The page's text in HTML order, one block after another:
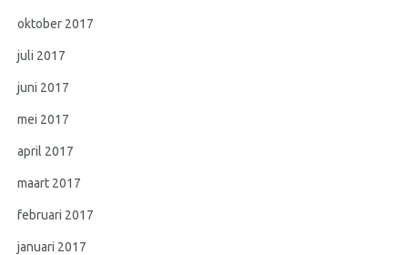
oktober 2017
juli 2017
juni 2017
mei 2017
april 2017
maart 2017
februari 2017
januari 2017